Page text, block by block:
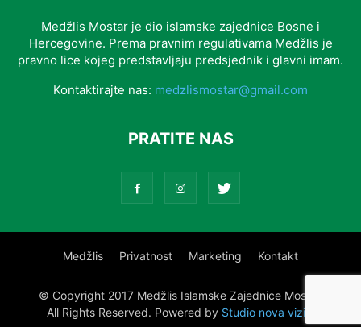
Medžlis Mostar je dio islamske zajednice Bosne i
Hercegovine. Prema pravnim regulativama Medžlis je
pravno lice kojeg predstavljaju predsjednik i glavni imam.
Kontaktirajte nas: medzlismostar@gmail.com
PRATITE NAS
Medžlis Privatnost Marketing Kontakt
© Copyright 2017 Medžlis Islamske Zajednice Mostar.
All Rights Reserved. Powered by Studio nova vizija